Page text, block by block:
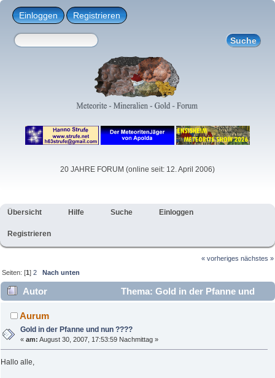
Einloggen Registrieren
20 JAHRE FORUM (online seit: 12. April 2006)
Übersicht Hilfe Suche Einloggen
Registrieren
« vorheriges nächstes »
Seiten: [1]2 Nach unten
Autor
Thema: Gold in der Pfanne und
nun ???? (Gelesen 14691 mal)
Aurum
Gold in der Pfanne und nun ????
«am: August 30, 2007, 17:53:59 Nachmittag »
Hallo alle,